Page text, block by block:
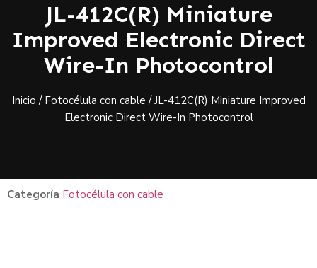
JL-412C(R) Miniature
Improved Electronic Direct
Wire-In Photocontrol
Inicio / Fotocélula con cable / JL-412C(R) Miniature Improved
Electronic Direct Wire-In Photocontrol
Categoría Fotocélula con cable